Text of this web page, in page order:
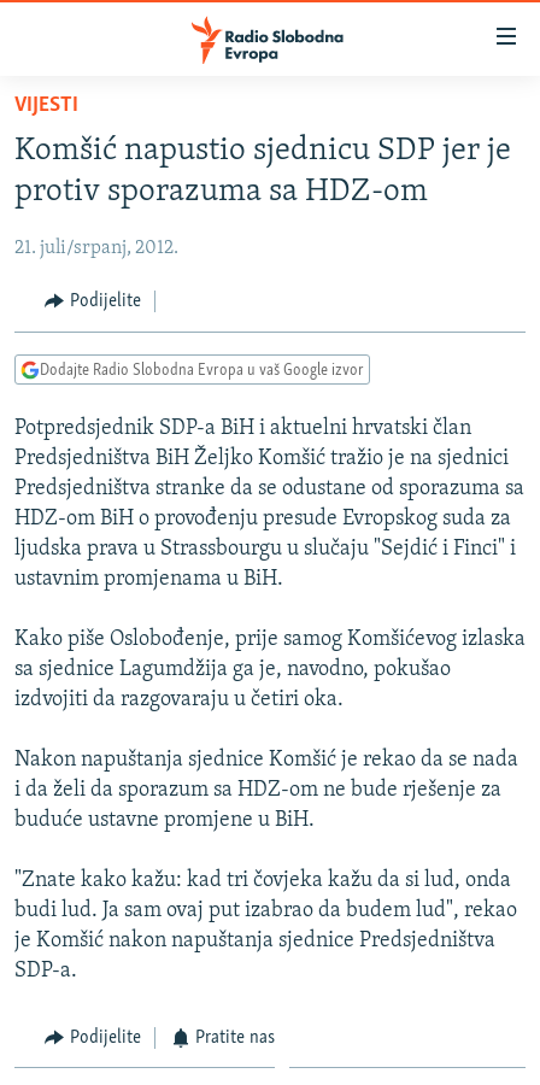
Pređite
glavni
sadržaj
Pređite
na
navigaciju
Pređite
na
BOSNA I HERCEGOVINA
SRBIJA
KOSOVO
CRNA GORA
VIDEO
FOTOGALERIJE
INFOGRAFIKE
PODCASTI
RAT U UKRAJINI
KINA NA BALKANU
RSE PRIČE IZ SVIJETA
ISPRIČAJ MI
SPECIJALI RSE
VIŠE OD NASLOVA
POPLAVE I KLIZIŠTA U BIH 2024.
TV LIBERTY
POST SCRIPTUM
MOJA EVROPA
TRI DECENIJE OD RATA U BIH
NASTANAK I RASPAD JUGOSLAVIJE
PRATITE NAS
Sve RFE/RL stranice
VIJESTI
Komšić napustio sjednicu SDP jer je
protiv sporazuma sa HDZ-om
21. juli/srpanj, 2012.
Podijelite
Dodajte Radio Slobodna Evropa u vaš Google izvor
Potpredsjednik SDP-a BiH i aktuelni hrvatski član
Predsjedništva BiH Željko Komšić tražio je na sjednici
Predsjedništva stranke da se odustane od sporazuma sa
HDZ-om BiH o provođenju presude Evropskog suda za
ljudska prava u Strassbourgu u slučaju "Sejdić i Finci" i
ustavnim promjenama u BiH.
Kako piše Oslobođenje, prije samog Komšićevog izlaska
sa sjednice Lagumdžija ga je, navodno, pokušao
izdvojiti da razgovaraju u četiri oka.
Nakon napuštanja sjednice Komšić je rekao da se nada
i da želi da sporazum sa HDZ-om ne bude rješenje za
buduće ustavne promjene u BiH.
"Znate kako kažu: kad tri čovjeka kažu da si lud, onda
budi lud. Ja sam ovaj put izabrao da budem lud", rekao
je Komšić nakon napuštanja sjednice Predsjedništva
SDP-a.
Podijelite Pratite nas